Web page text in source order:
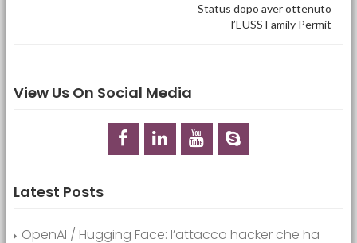
Status dopo aver ottenuto
l’EUSS Family Permit
View Us On Social Media
Latest Posts
OpenAI / Hugging Face: l’attacco hacker che ha